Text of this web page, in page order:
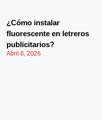
¿Cómo instalar
fluorescente en letreros
publicitarios?
Abril 6, 2026